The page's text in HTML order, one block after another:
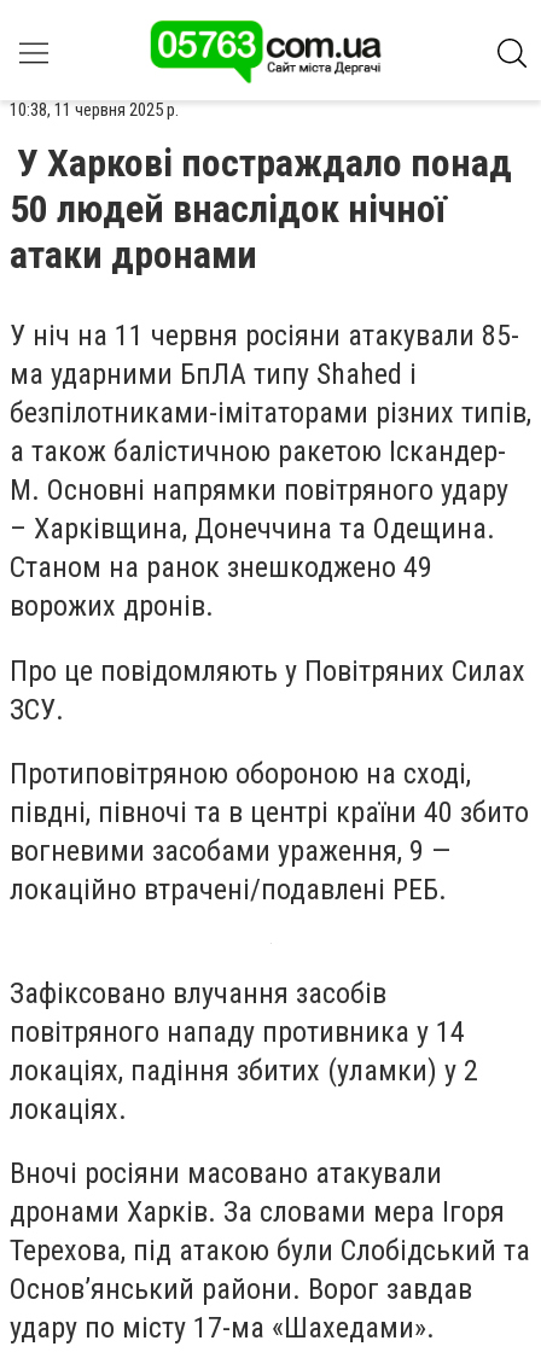
10:38, 11 червня 2025 р.
У Харкові постраждало понад
50 людей внаслідок нічної
атаки дронами
У ніч на 11 червня росіяни атакували 85-
ма ударними БпЛА типу Shahed і
безпілотниками-імітаторами різних типів,
а також балістичною ракетою Іскандер-
М. Основні напрямки повітряного удару
– Харківщина, Донеччина та Одещина.
Станом на ранок знешкоджено 49
ворожих дронів.
Про це повідомляють у Повітряних Силах
ЗСУ.
Протиповітряною обороною на сході,
півдні, півночі та в центрі країни 40 збито
вогневими засобами ураження, 9 —
локаційно втрачені/подавлені РЕБ.
Зафіксовано влучання засобів
повітряного нападу противника у 14
локаціях, падіння збитих (уламки) у 2
локаціях.
Вночі росіяни масовано атакували
дронами Харків. За словами мера Ігоря
Терехова, під атакою були Слобідський та
Основ’янський райони. Ворог завдав
удару по місту 17-ма «Шахедами».